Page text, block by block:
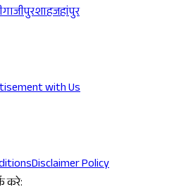
गाजीपुरशाहजहांपुर
with Us
Disclaimer Policy
करे: